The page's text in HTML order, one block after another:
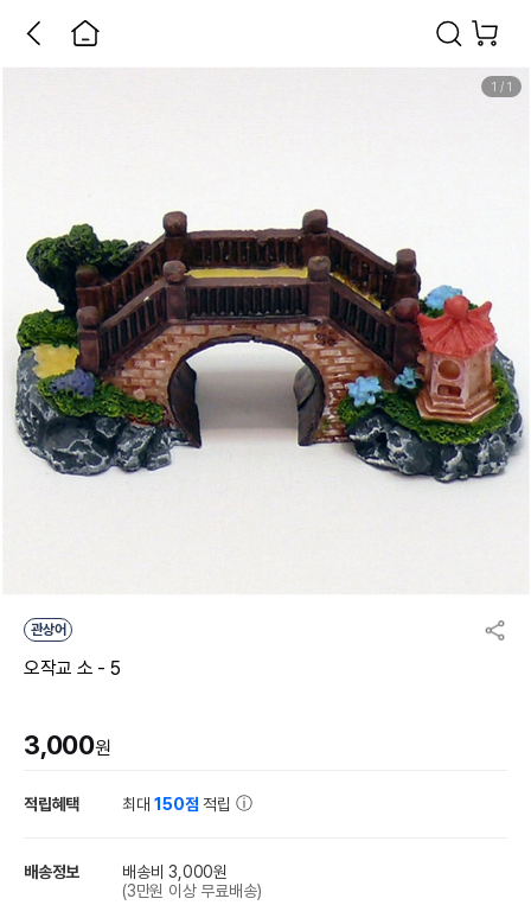
1 / 1
관상어
오작교 소 - 5
3,000원
적립혜택 최대150점 적립
배송정보
배송비 3,000원
(3만원 이상 무료배송)